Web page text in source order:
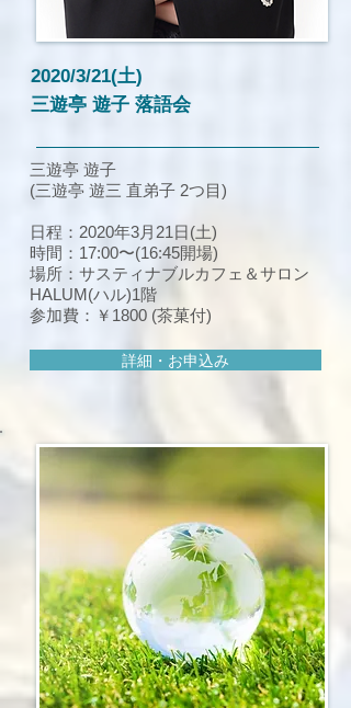
2020/3/21(土)
三遊亭 遊子 落語会
三遊亭 遊子
(三遊亭 遊三 直弟子 2つ目)
日程：2020年3月21日(土)
時間：17:00〜(16:45開場)
場所：サスティナブルカフェ＆サロン
HALUM(ハル)1階
参加費：￥1800 (茶菓付)
詳細・お申込み